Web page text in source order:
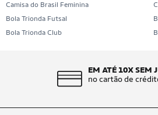
Camisa do Brasil Feminina
Bola Trionda Futsal
Bola Trionda Club
EM ATÉ 10X SEM
no cartão de